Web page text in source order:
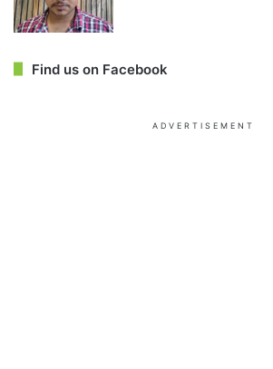
Find us on Facebook
ADVERTISEMENT